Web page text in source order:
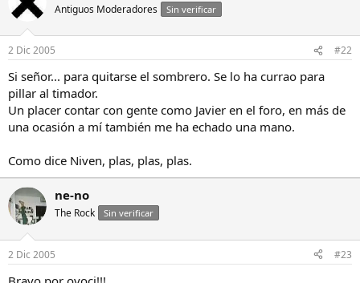
Antiguos Moderadores Sin verificar
2 Dic 2005 #22
Si señor... para quitarse el sombrero. Se lo ha currao para
pillar al timador.
Un placer contar con gente como Javier en el foro, en más de
una ocasión a mí también me ha echado una mano.
Como dice Niven, plas, plas, plas.
ne-no
The Rock Sin verificar
2 Dic 2005 #23